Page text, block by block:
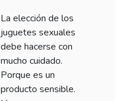
lovense?
La elección de los
juguetes sexuales
debe hacerse con
mucho cuidado.
Porque es un
producto sensible.